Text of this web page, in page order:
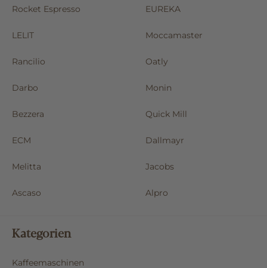
Rocket Espresso EUREKA
LELIT Moccamaster
Rancilio Oatly
Darbo Monin
Bezzera Quick Mill
ECM Dallmayr
Melitta Jacobs
Ascaso Alpro
Kategorien
Kaffeemaschinen